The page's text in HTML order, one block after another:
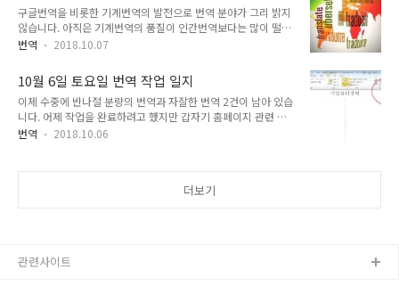
로 번역한 것처럼 일반적으로 통용되는 용어가 아니었습니다. 이
런 경우 기존 문서를 두고 처음부터 번역하면 좋겠지만, 이 업체
건은 승인된 용어집이 있었기 때문에 용어는 그대로 두고 잘못된
다. 처음 몇 년은 조금 힘들었지만, 이후부터는 작업이 수월해졌
습니다. 프린터 매뉴얼 업데이트 작..
트 사이트
구글번역을 비롯한 기계번역의 발전으로 번역 분야가 그리 밝지
않습니다. 아직은 기계번역의 품질이 인간번역보다는 많이 떨어
지는 것이 현실이기 때문에 당장은 큰 영향이 없을 것이라는 의
계에 미치는 영향 다음은 마이크로소프트의 Office 365 관련 문
서 사이트에 나오는 표현입니다. 여섯 번째 장치에 로그인 하는
경우 어떻게 됩니까? "제한에 도달 함" 메시지가 표시 되 및 로
그 아웃 하려면 Office의 다른 장치에 로그인 하기 전에 필요 합
니다. 설치 페이지, Microsoft 계정에서 로그 아웃 PC 또는
번역 2018.10.07
10월 6일 토요일 번역 작업 일지
이제 수중에 반나절 분량의 번역과 자잘한 번역 2건이 남아 있습
니다. 어제 작업을 완료하려고 했지만 갑자기 홈페이지 관련 작
업이 2건이 몰려서 오는 바람에 진행 중인 작업을 중단하고 급한
핑계로 답장을 주지 않고 있습니다. 오늘 새벽에 추가로 조그만
기능을 사용하여 ..
번역 2018.10.06
더보기
관련사이트